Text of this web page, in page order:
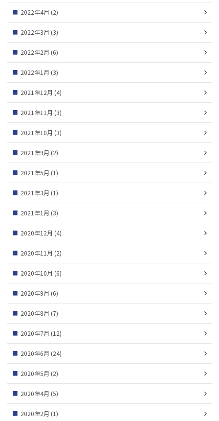
2022年4月 (2)
2022年3月 (3)
2022年2月 (6)
2022年1月 (3)
2021年12月 (4)
2021年11月 (3)
2021年10月 (3)
2021年9月 (2)
2021年5月 (1)
2021年3月 (1)
2021年1月 (3)
2020年12月 (4)
2020年11月 (2)
2020年10月 (6)
2020年9月 (6)
2020年8月 (7)
2020年7月 (12)
2020年6月 (24)
2020年5月 (2)
2020年4月 (5)
2020年2月 (1)